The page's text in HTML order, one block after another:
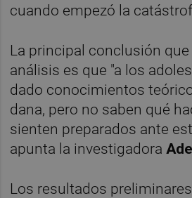
cuando empezó la
La principal conclusión que
análisis es que "a los
dado conocimientos
dana, pero no saben qué
sienten preparados ante
apunta la investigadora
Los resultados